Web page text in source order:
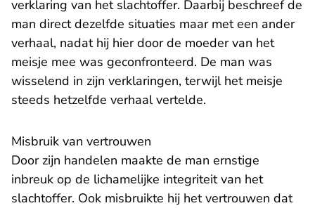
verklaring van het slachtoffer. Daarbij beschreef de
man direct dezelfde situaties maar met een ander
verhaal, nadat hij hier door de moeder van het
meisje mee was geconfronteerd. De man was
wisselend in zijn verklaringen, terwijl het meisje
steeds hetzelfde verhaal vertelde.
Misbruik van vertrouwen
Door zijn handelen maakte de man ernstige
inbreuk op de lichamelijke integriteit van het
slachtoffer. Ook misbruikte hij het vertrouwen dat